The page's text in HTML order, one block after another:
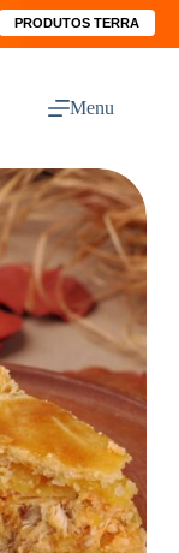
PRODUTOS TERRA
Menu